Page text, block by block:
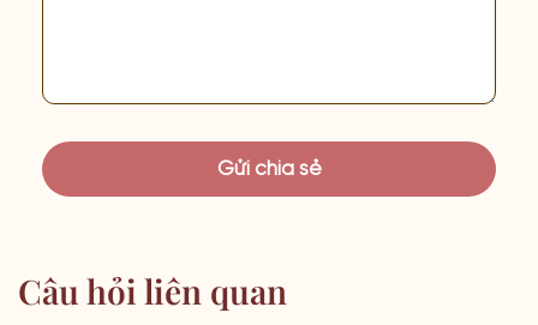
Câu hỏi liên quan